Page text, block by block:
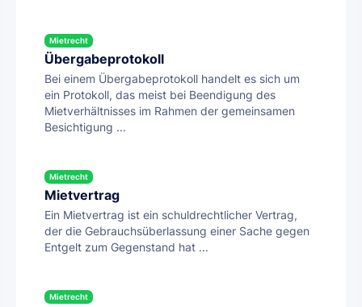
Mietrecht
Übergabeprotokoll
Bei einem Übergabeprotokoll handelt es sich um
ein Protokoll, das meist bei Beendigung des
Mietverhältnisses im Rahmen der gemeinsamen
Besichtigung ...
Mietrecht
Mietvertrag
Ein Mietvertrag ist ein schuldrechtlicher Vertrag,
der die Gebrauchsüberlassung einer Sache gegen
Entgelt zum Gegenstand hat ...
Mietrecht